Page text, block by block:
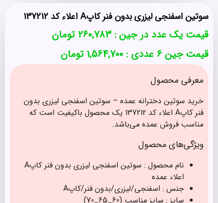
سوتین اسفنجی لیزری بدون فنر کاپA اعلاء کد 137212
قیمت یک عدد در جین : 260,783 تومان
قیمت جین 6 عددی : 1,564,700 تومان
معرفی محصول
خرید سوتین دخترانه عمده – سوتین اسفنجی لیزری بدون
فنر کاپA اعلاء کد 137212 یک محصول باکیفیت است که
مناسب فروش عمده می‌باشد.
ویژگی‌های محصول
نام محصول : سوتین اسفنجی لیزری بدون فنر کاپA
اعلاء عمده
جنس : اسفنجی/لیزری/بدون فنر/کاپA
سایز : سایز مناسب (60_65_70)